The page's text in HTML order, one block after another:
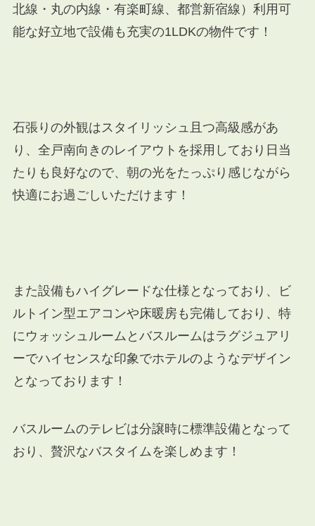
北線・丸の内線・有楽町線、都営新宿線）利用可
能な好立地で設備も充実の1LDKの物件です！
石張りの外観はスタイリッシュ且つ高級感があ
り、全戸南向きのレイアウトを採用しており日当
たりも良好なので、朝の光をたっぷり感じながら
快適にお過ごしいただけます！
また設備もハイグレードな仕様となっており、ビ
ルトイン型エアコンや床暖房も完備しており、特
にウォッシュルームとバスルームはラグジュアリ
ーでハイセンスな印象でホテルのようなデザイン
となっております！
バスルームのテレビは分譲時に標準設備となって
おり、 贅沢なバスタイムを楽しめます！